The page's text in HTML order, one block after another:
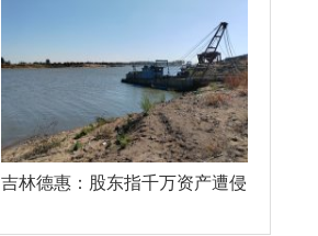
吉林德惠：股东指千万资产遭侵